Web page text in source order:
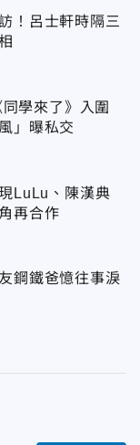
！呂士軒時隔三
同學來了》入圍
」曝私交
LuLu、陳漢典
再合作
鋼鐵爸憶往事淚